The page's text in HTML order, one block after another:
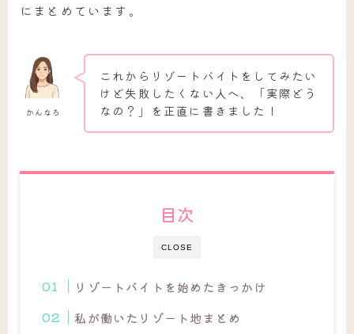
にまとめています。
かんなろ
これからリゾートバイトをしてみたい
けど失敗したくない人へ、「実際どう
なの？」を正直に書きました！
CLOSE
目次
リゾートバイトを始めたきっかけ
私が働いたリゾート地まとめ